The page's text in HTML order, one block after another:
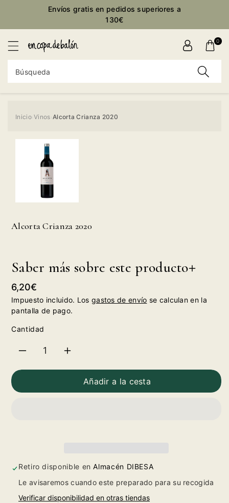
Envíos gratis en pedidos superiores a
130€
Búsqueda
0
Inicio›Vinos Alcorta Crianza 2020
producto
Alcorta Crianza 2020
Saber más sobre este producto
Precio
habitual
6,20€
Impuesto incluido. Los gastos de envío se calculan en la
pantalla de pago.
Cantidad
2020
cantidad
2020
Añadir a la cesta
Retiro disponible enAlmacén DIBESA
Le avisaremos cuando este preparado para su recogida
Verificar disponibilidad en otras tiendas